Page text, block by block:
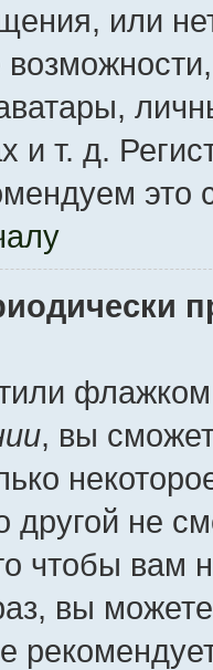
или
и т. д.
это
, вы
другой не
чтобы вам
вы